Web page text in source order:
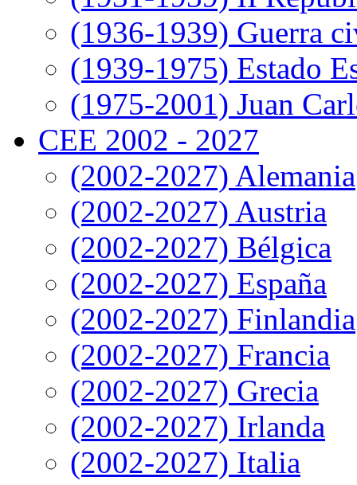
(1936-1939) Guerra
(1939-1975) Estado
(1975-2001) Juan
CEE 2002 - 2027
(2002-2027) Alemania
(2002-2027) Austria
(2002-2027) Bélgica
(2002-2027) España
(2002-2027) Finlandia
(2002-2027) Francia
(2002-2027) Grecia
(2002-2027) Irlanda
(2002-2027) Italia